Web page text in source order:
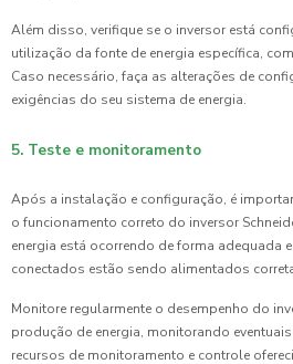
Além disso, verifique se o inversor está
utilização da fonte de energia específica,
Caso necessário, faça as alterações de
exigências do seu sistema de energia.
5. Teste e monitoramento
Após a instalação e configuração, é
o funcionamento correto do inversor
energia está ocorrendo de forma adequada
conectados estão sendo alimentados
Monitore regularmente o desempenho do
produção de energia, monitorando
recursos de monitoramento e controle